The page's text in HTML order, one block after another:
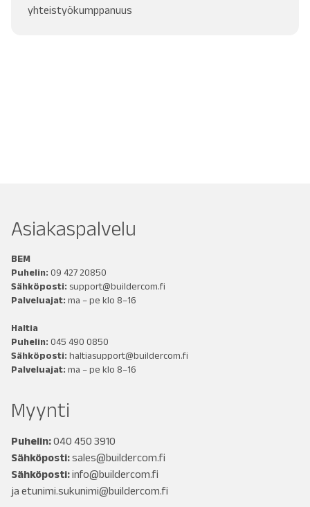
yhteistyökumppanuus
Asiakaspalvelu
BEM
Puhelin: 09 427 20850
Sähköposti: support@buildercom.fi
Palveluajat: ma – pe klo 8–16
Haltia
Puhelin: 045 490 0850
Sähköposti: haltiasupport@buildercom.fi
Palveluajat: ma – pe klo 8–16
Myynti
Puhelin:040 450 3910
Sähköposti:sales@buildercom.fi
Sähköposti:info@buildercom.fi
ja etunimi.sukunimi@buildercom.fi